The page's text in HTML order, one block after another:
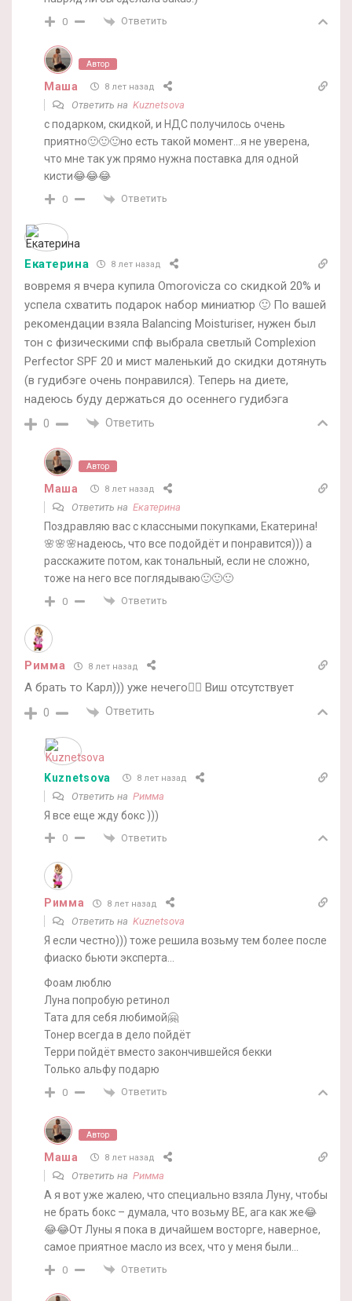
0 Ответить
Автор
Маша 8 лет назад
Ответить на Kuznetsova
с подарком, скидкой, и НДС получилось очень
приятно🙂🙂🙂но есть такой момент…я не уверена,
что мне так уж прямо нужна поставка для одной
кисти😂😂😂
0 Ответить
Екатерина 8 лет назад
вовремя я вчера купила Omorovicza со скидкой 20% и
успела схватить подарок набор миниатюр 🙂 По вашей
рекомендации взяла Balancing Moisturiser, нужен был
тон с физическими спф выбрала светлый Complexion
Perfector SPF 20 и мист маленький до скидки дотянуть
(в гудибэге очень понравился). Теперь на диете,
надеюсь буду держаться до осеннего гудибэга
0 Ответить
Автор
Маша 8 лет назад
Ответить на Екатерина
Поздравляю вас с классными покупками, Екатерина!
🌸🌸🌸надеюсь, что все подойдёт и понравится))) а
расскажите потом, как тональный, если не сложно,
тоже на него все поглядываю🙂🙂🙂
0 Ответить
Римма 8 лет назад
А брать то Карл))) уже нечего🤦‍♀️ Виш отсутствует
0 Ответить
Kuznetsova 8 лет назад
Ответить на Римма
Я все еще жду бокс )))
0 Ответить
Римма 8 лет назад
Ответить на Kuznetsova
Я если честно))) тоже решила возьму тем более после
фиаско бьюти эксперта…
Фоам люблю
Луна попробую ретинол
Тата для себя любимой🤗
Тонер всегда в дело пойдёт
Терри пойдёт вместо закончившейся бекки
Только альфу подарю
0 Ответить
Автор
Маша 8 лет назад
Ответить на Римма
А я вот уже жалею, что специально взяла Луну, чтобы
не брать бокс – думала, что возьму BE, ага как же😂
😂😂От Луны я пока в дичайшем восторге, наверное,
самое приятное масло из всех, что у меня были…
0 Ответить